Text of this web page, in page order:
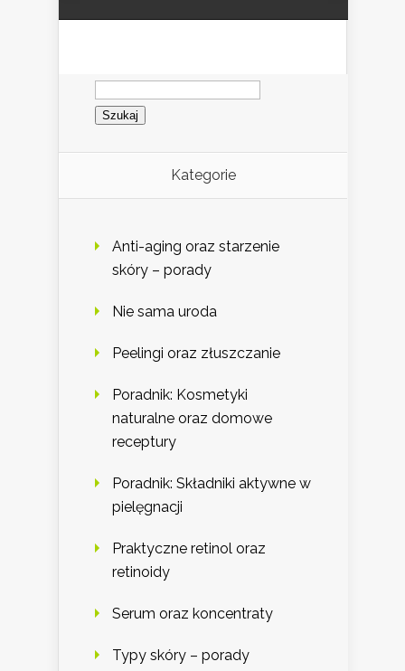
Szukaj:
Kategorie
Anti-aging oraz starzenie
skóry – porady
Nie sama uroda
Peelingi oraz złuszczanie
Poradnik: Kosmetyki
naturalne oraz domowe
receptury
Poradnik: Składniki aktywne w
pielęgnacji
Praktyczne retinol oraz
retinoidy
Serum oraz koncentraty
Typy skóry – porady